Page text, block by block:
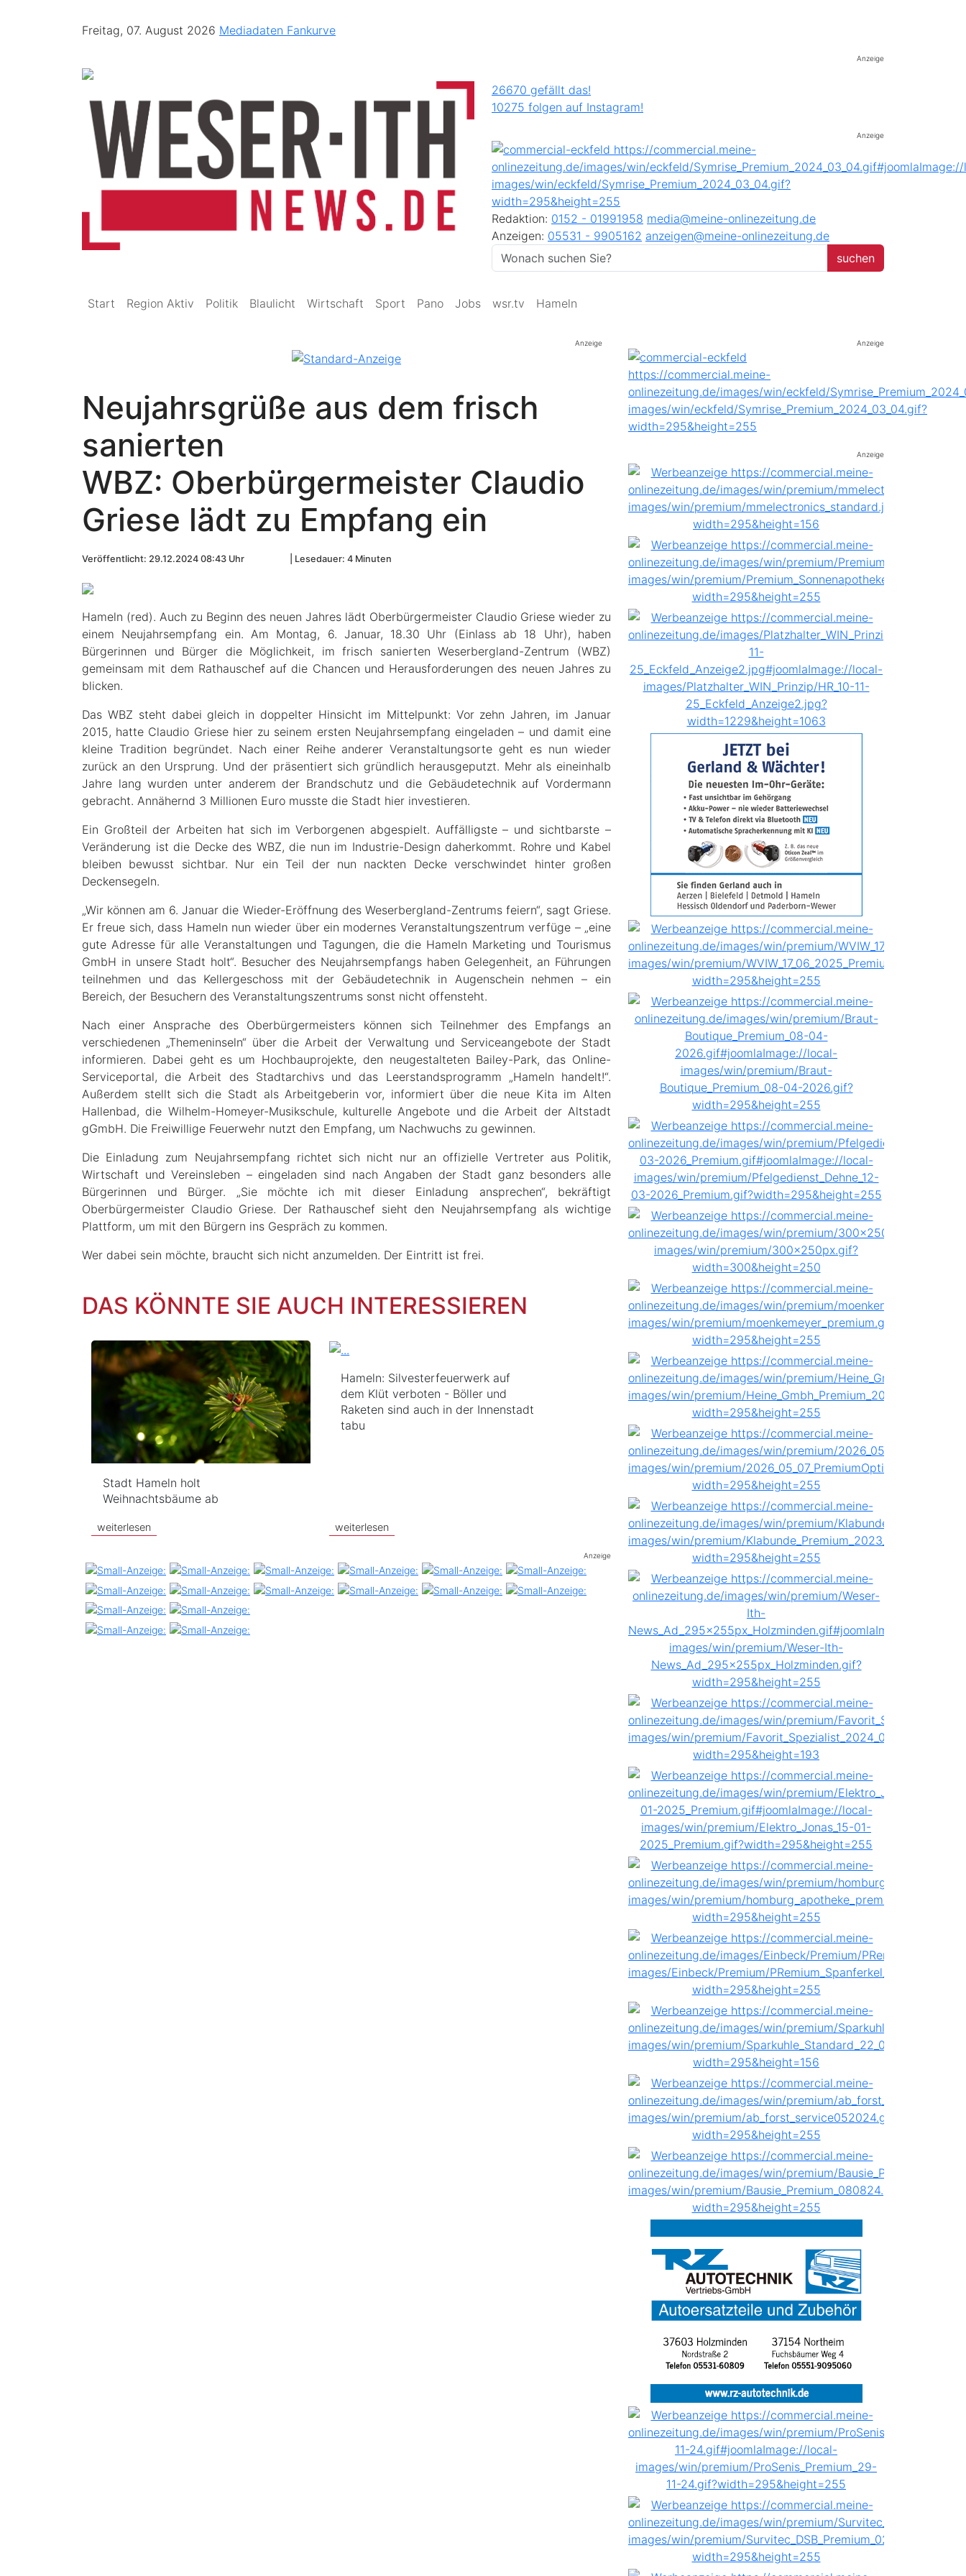
Freitag, 07. August 2026 Mediadaten Fankurve
Anzeige
26670 gefällt das!
10275 folgen auf Instagram!
Anzeige
Redaktion: 0152 - 01991958 media@meine-onlinezeitung.de
Anzeigen: 05531 - 9905162 anzeigen@meine-onlinezeitung.de
Start Region Aktiv Politik Blaulicht Wirtschaft Sport Pano Jobs wsr.tv Hameln
Anzeige
Neujahrsgrüße aus dem frisch
sanierten
WBZ: Oberbürgermeister Claudio
Griese lädt zu Empfang ein
Veröffentlicht: 29.12.2024 08:43 Uhr Lesedauer: 4 Minuten
Hameln (red). Auch zu Beginn des neuen Jahres lädt Oberbürgermeister Claudio Griese wieder zu
einem Neujahrsempfang ein. Am Montag, 6. Januar, 18.30 Uhr (Einlass ab 18 Uhr), haben
Bürgerinnen und Bürger die Möglichkeit, im frisch sanierten Weserbergland-Zentrum (WBZ)
gemeinsam mit dem Rathauschef auf die Chancen und Herausforderungen des neuen Jahres zu
blicken.
Das WBZ steht dabei gleich in doppelter Hinsicht im Mittelpunkt: Vor zehn Jahren, im Januar
2015, hatte Claudio Griese hier zu seinem ersten Neujahrsempfang eingeladen – und damit eine
kleine Tradition begründet. Nach einer Reihe anderer Veranstaltungsorte geht es nun wieder
zurück an den Ursprung. Und der präsentiert sich gründlich herausgeputzt. Mehr als eineinhalb
Jahre lang wurden unter anderem der Brandschutz und die Gebäudetechnik auf Vordermann
gebracht. Annähernd 3 Millionen Euro musste die Stadt hier investieren.
Ein Großteil der Arbeiten hat sich im Verborgenen abgespielt. Auffälligste – und sichtbarste –
Veränderung ist die Decke des WBZ, die nun im Industrie-Design daherkommt. Rohre und Kabel
bleiben bewusst sichtbar. Nur ein Teil der nun nackten Decke verschwindet hinter großen
Deckensegeln.
„Wir können am 6. Januar die Wieder-Eröffnung des Weserbergland-Zentrums feiern“, sagt Griese.
Er freue sich, dass Hameln nun wieder über ein modernes Veranstaltungszentrum verfüge – „eine
gute Adresse für alle Veranstaltungen und Tagungen, die die Hameln Marketing und Tourismus
GmbH in unsere Stadt holt“. Besucher des Neujahrsempfangs haben Gelegenheit, an Führungen
teilnehmen und das Kellergeschoss mit der Gebäudetechnik in Augenschein nehmen – ein
Bereich, der Besuchern des Veranstaltungszentrums sonst nicht offensteht.
Nach einer Ansprache des Oberbürgermeisters können sich Teilnehmer des Empfangs an
verschiedenen „Themeninseln“ über die Arbeit der Verwaltung und Serviceangebote der Stadt
informieren. Dabei geht es um Hochbauprojekte, den neugestalteten Bailey-Park, das Online-
Serviceportal, die Arbeit des Stadtarchivs und das Leerstandsprogramm „Hameln handelt!“.
Außerdem stellt sich die Stadt als Arbeitgeberin vor, informiert über die neue Kita im Alten
Hallenbad, die Wilhelm-Homeyer-Musikschule, kulturelle Angebote und die Arbeit der Altstadt
gGmbH. Die Freiwillige Feuerwehr nutzt den Empfang, um Nachwuchs zu gewinnen.
Die Einladung zum Neujahrsempfang richtet sich nicht nur an offizielle Vertreter aus Politik,
Wirtschaft und Vereinsleben – eingeladen sind nach Angaben der Stadt ganz besonders alle
Bürgerinnen und Bürger. „Sie möchte ich mit dieser Einladung ansprechen“, bekräftigt
Oberbürgermeister Claudio Griese. Der Rathauschef sieht den Neujahrsempfang als wichtige
Plattform, um mit den Bürgern ins Gespräch zu kommen.
Wer dabei sein möchte, braucht sich nicht anzumelden. Der Eintritt ist frei.
DAS KÖNNTE SIE AUCH INTERESSIEREN
Stadt Hameln holt
Weihnachtsbäume ab
weiterlesen
Hameln: Silvesterfeuerwerk auf
dem Klüt verboten - Böller und
Raketen sind auch in der Innenstadt
tabu
weiterlesen
Anzeige
Anzeige
Anzeige